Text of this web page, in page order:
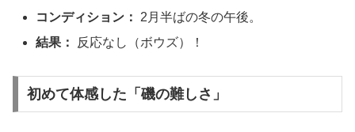
コンディション： 2月半ばの冬の午後。
結果：
反応なし（ボウズ）！
初めて体感した「磯の難しさ」